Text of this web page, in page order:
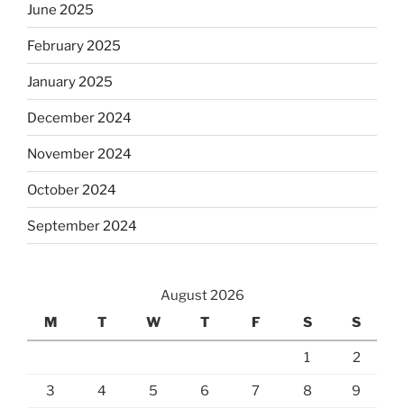
June 2025
February 2025
January 2025
December 2024
November 2024
October 2024
September 2024
August 2026
M
T W T F S S
1 2
3 4 5 6 7 8 9